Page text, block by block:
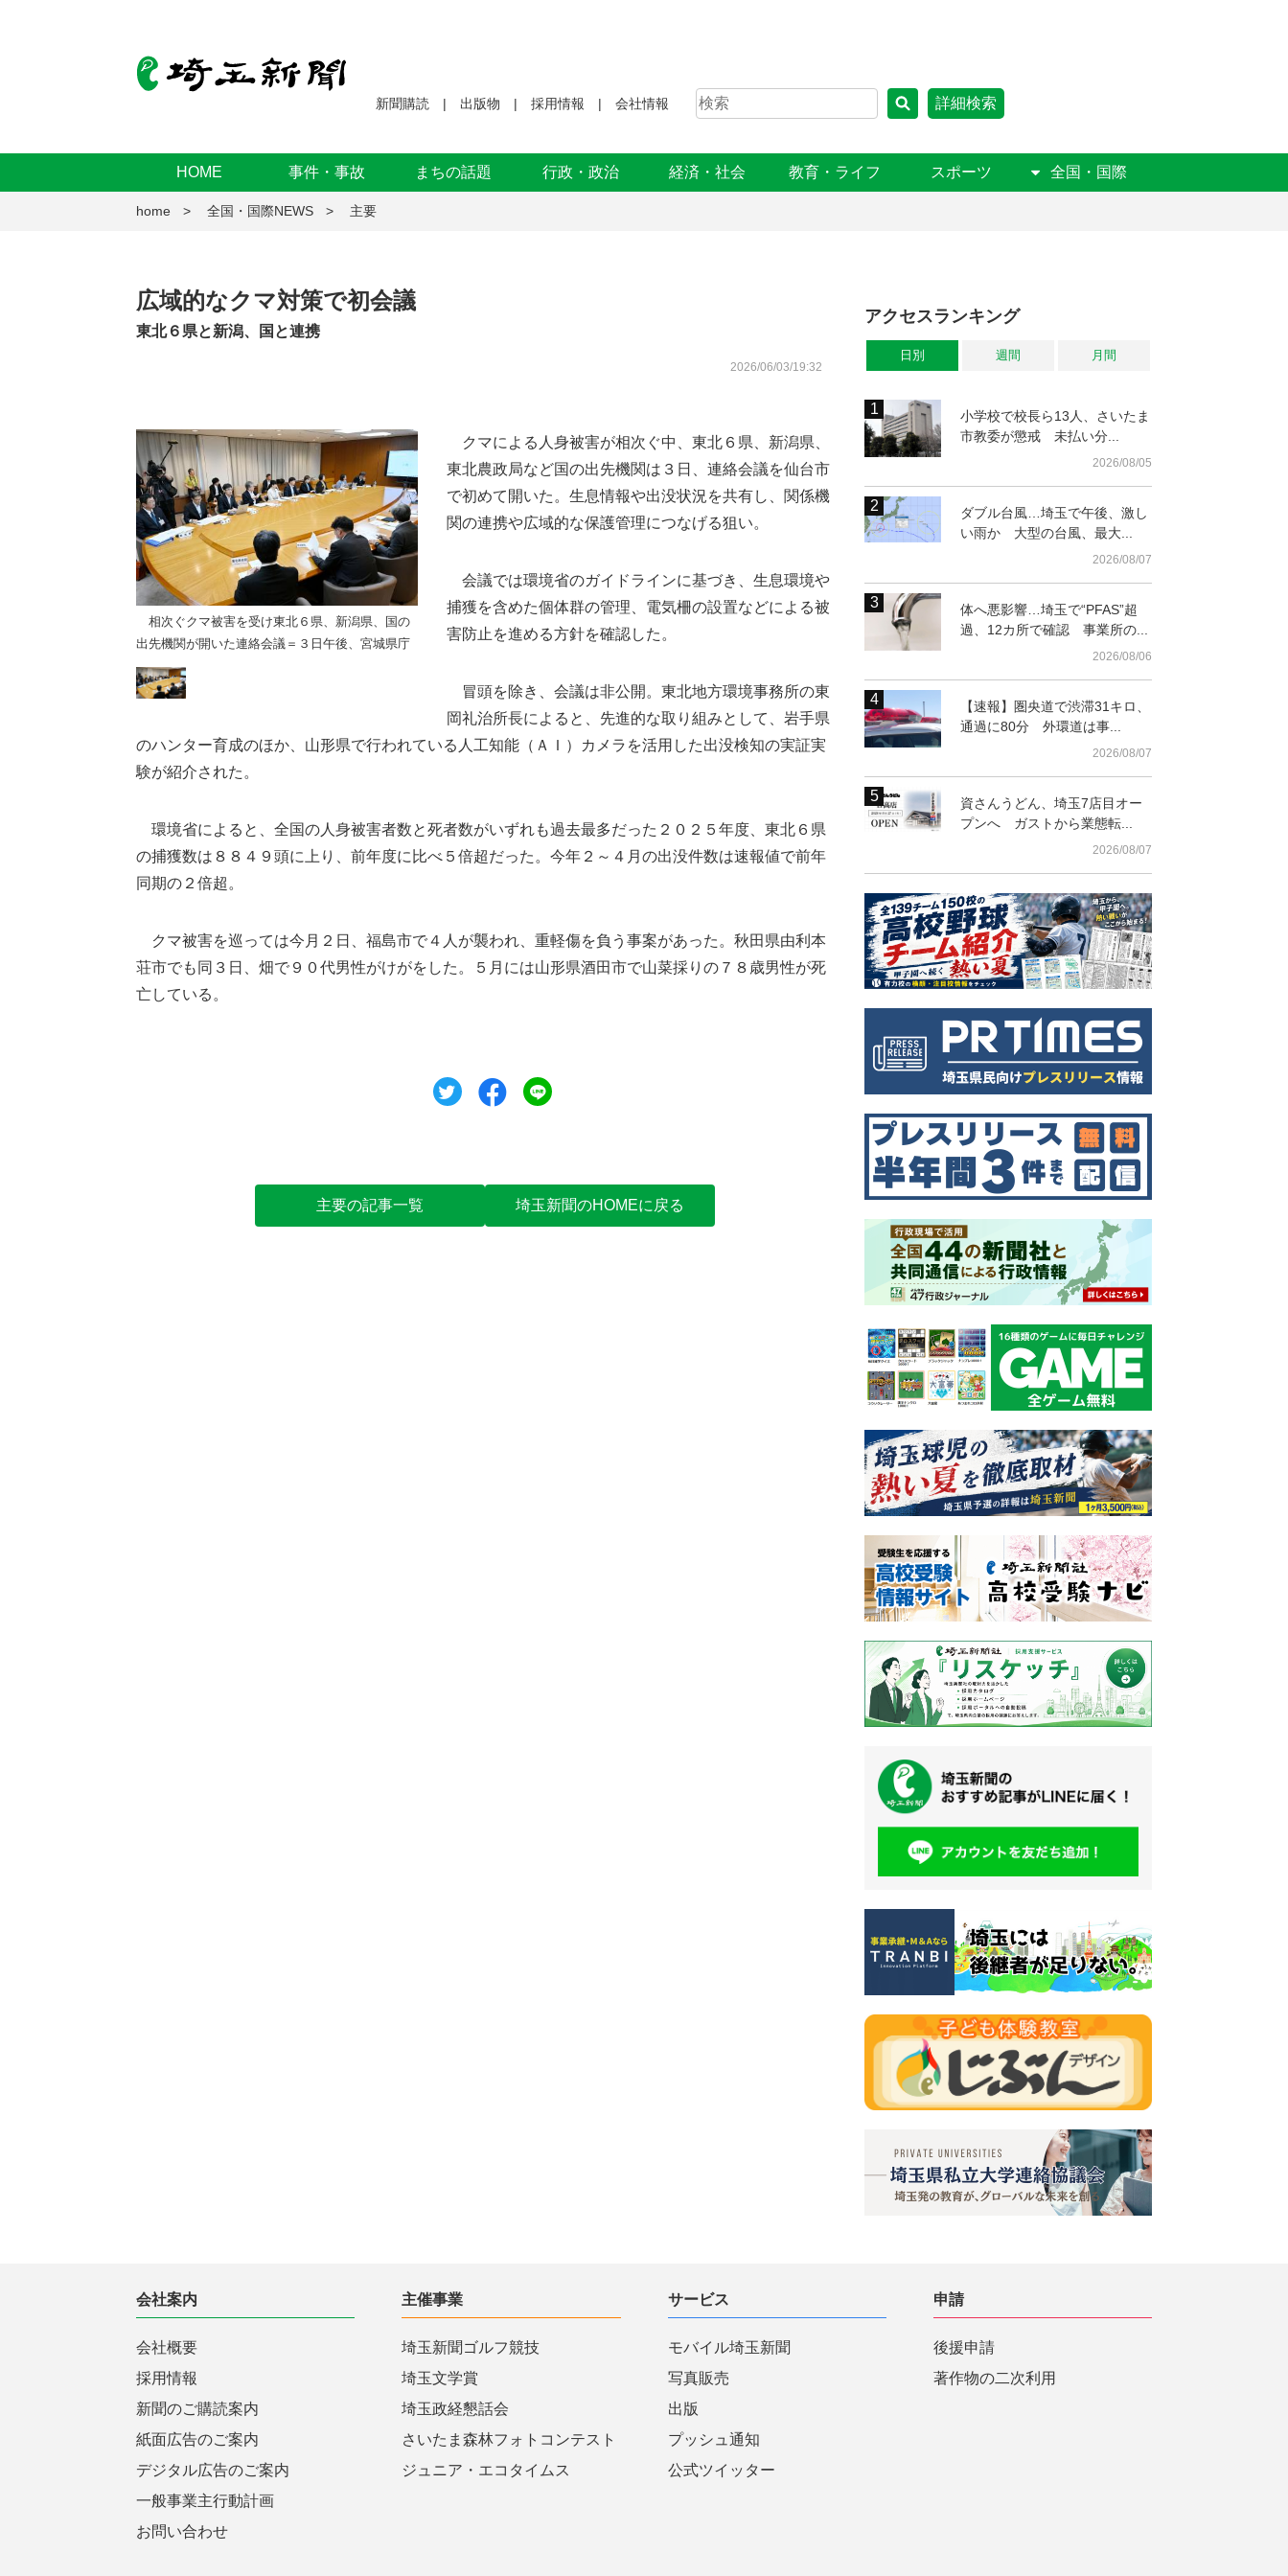
新聞購読 出版物 採用情報 会社情報 詳細検索
HOME 事件・事故 まちの話題 行政・政治 経済・社会 教育・ライフ スポーツ 全国・国際
home 全国・国際NEWS 主要
広域的なクマ対策で初会議
東北６県と新潟、国と連携
2026/06/03/19:32
相次ぐクマ被害を受け東北６県、新潟県、国の
出先機関が開いた連絡会議＝３日午後、宮城県庁
出先機関が開いた連絡会議＝３日午後、宮城県庁
クマによる人身被害が相次ぐ中、東北６県、新潟県、
東北農政局など国の出先機関は３日、連絡会議を仙台市
で初めて開いた。生息情報や出没状況を共有し、関係機
関の連携や広域的な保護管理につなげる狙い。
会議では環境省のガイドラインに基づき、生息環境や
捕獲を含めた個体群の管理、電気柵の設置などによる被
害防止を進める方針を確認した。
冒頭を除き、会議は非公開。東北地方環境事務所の東
岡礼治所長によると、先進的な取り組みとして、岩手県
のハンター育成のほか、山形県で行われている人工知能（ＡＩ）カメラを活用した出没検知の実証実
験が紹介された。
環境省によると、全国の人身被害者数と死者数がいずれも過去最多だった２０２５年度、東北６県
の捕獲数は８８４９頭に上り、前年度に比べ５倍超だった。今年２～４月の出没件数は速報値で前年
同期の２倍超。
クマ被害を巡っては今月２日、福島市で４人が襲われ、重軽傷を負う事案があった。秋田県由利本
荘市でも同３日、畑で９０代男性がけがをした。５月には山形県酒田市で山菜採りの７８歳男性が死
亡している。
ツイートシェア
主要の記事一覧 埼玉新聞のHOMEに戻る
アクセスランキング
日別 週間 月間
小学校で校長ら13人、さいたま
市教委が懲戒 未払い分...
2026/08/05
ダブル台風…埼玉で午後、激し
い雨か 大型の台風、最大...
2026/08/07
体へ悪影響…埼玉で“PFAS”超
過、12カ所で確認 事業所の...
2026/08/06
【速報】圏央道で渋滞31キロ、
通過に80分 外環道は事...
2026/08/07
資さんうどん、埼玉7店目オー
プンへ ガストから業態転...
2026/08/07
会社案内
会社概要
採用情報
新聞のご購読案内
紙面広告のご案内
デジタル広告のご案内
一般事業主行動計画
お問い合わせ
主催事業
埼玉新聞ゴルフ競技
埼玉文学賞
埼玉政経懇話会
さいたま森林フォトコンテスト
ジュニア・エコタイムス
サービス
モバイル埼玉新聞
写真販売
出版
プッシュ通知
公式ツイッター
申請
後援申請
著作物の二次利用